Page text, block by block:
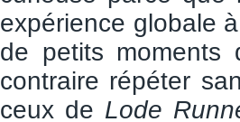
expérience globale
de petits
contraire répéter
ceux de Lode